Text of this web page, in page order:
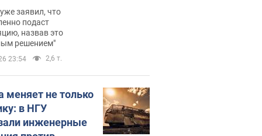
зала
400 млн
заявил, что
подаст
назвав это
решением"
23:54 2,6 т.
меняет не только
в НГУ
инженерные